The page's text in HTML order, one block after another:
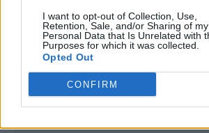
I want to opt-out of Collection, Use,
Retention, Sale, and/or Sharing of my
Personal Data that Is Unrelated with
Purposes for which it was collected.
Opted Out
CONFIRM